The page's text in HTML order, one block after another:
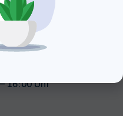
16:00 Uhr